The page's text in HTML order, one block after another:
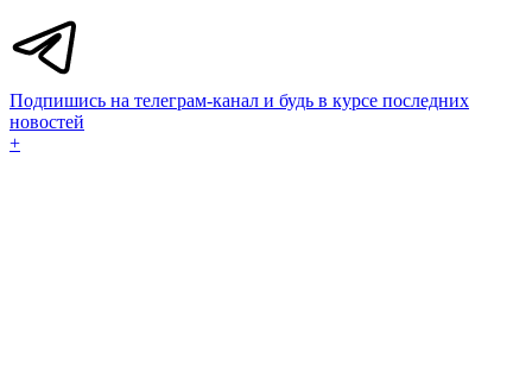
Подпишись на телеграм-канал и будь в курсе последних
новостей
+